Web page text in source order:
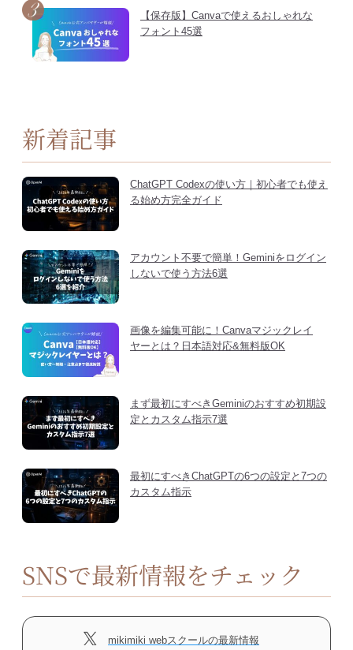
【保存版】Canvaで使えるおしゃれな
フォント45選
新着記事
ChatGPT Codexの使い方｜初心者でも使え
る始め方完全ガイド
アカウント不要で簡単！Geminiをログイン
しないで使う方法6選
画像を編集可能に！Canvaマジックレイ
ヤーとは？日本語対応&無料版OK
まず最初にすべきGeminiのおすすめ初期設
定とカスタム指示7選
最初にすべきChatGPTの6つの設定と7つの
カスタム指示
SNSで最新情報をチェック
mikimiki webスクールの最新情報